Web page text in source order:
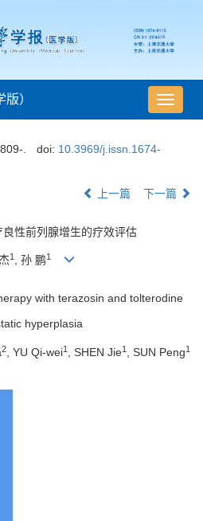
导
航
）
. doi: 10.3969/j.issn.1674-
上一篇 下一篇
性前列腺增生的疗效评估
1 , 孙 鹏1
with terazosin and tolterodine
hyperplasia
2 , YU Qi-wei1 , SHEN Jie1 , SUN Peng1